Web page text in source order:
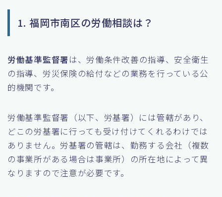
1. 福岡市南区の労働相談は？
労働基準監督署は、労働条件改善の指導、安全衛生
の指導、労災保険の給付などの業務を行っている公
的機関です。
労働基準監督署（以下、労基署）には管轄があり、
どこの労基署に行っても受け付けてくれるわけでは
ありません。労基署の管轄は、勤務する会社（複数
の事業所がある場合は事業所）の所在地によって異
なりますので注意が必要です。